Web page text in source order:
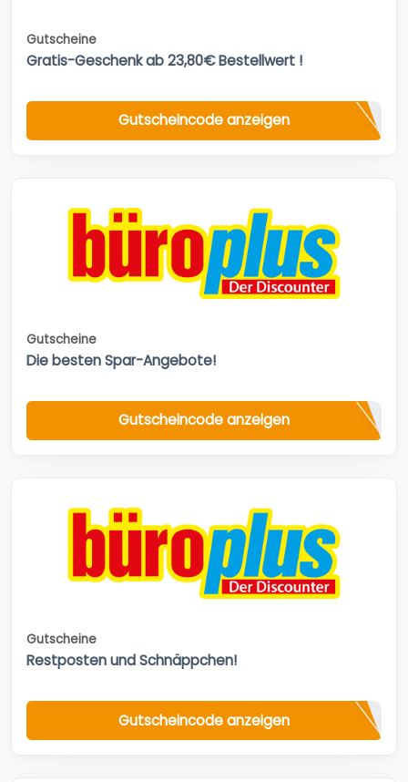
Gutscheine
Gratis-Geschenk ab 23,80€ Bestellwert !
Gutscheincode anzeigen
Gutscheine
Die besten Spar-Angebote!
Gutscheincode anzeigen
Gutscheine
Restposten und Schnäppchen!
Gutscheincode anzeigen